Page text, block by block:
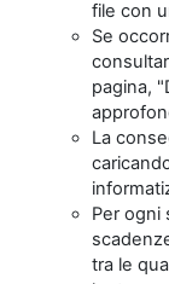
file con
Se
pagina,
La
Per ogni
tra le